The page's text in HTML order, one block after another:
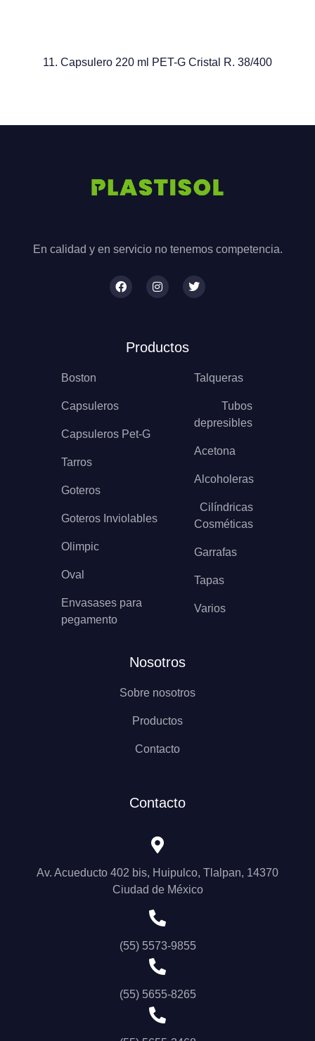
11. Capsulero 220 ml PET-G Cristal R. 38/400
En calidad y en servicio no tenemos competencia.
Productos
Boston
Capsuleros
Capsuleros Pet-G
Tarros
Goteros
Goteros Inviolables
Olimpic
Oval
Envasases para
pegamento
Talqueras
Tubos
depresibles
Acetona
Alcoholeras
Cilíndricas
Cosméticas
Garrafas
Tapas
Varios
Nosotros
Sobre nosotros
Productos
Contacto
Contacto
Av. Acueducto 402 bis, Huipulco, Tlalpan, 14370
Ciudad de México
(55) 5573-9855
(55) 5655-8265